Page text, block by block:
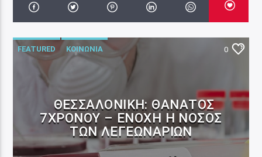
FEATURED ΚΟΙΝΩΝΙΑ 0
ΘΕΣΣΑΛΟΝΊΚΗ: ΘΆΝΑΤΟΣ
7ΧΡΟΝΟΥ – ΕΝΟΧΗ Η ΝΌΣΟΣ
ΤΩΝ ΛΕΓΕΩΝΆΡΙΩΝ